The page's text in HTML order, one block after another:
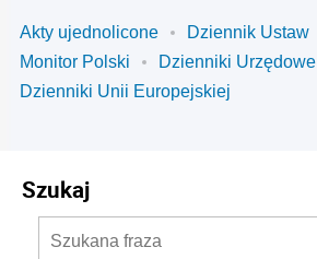
Akty ujednolicone
Dziennik Ustaw
Monitor Polski
Dzienniki Urzędowe
Dzienniki Unii Europejskiej
Szukaj